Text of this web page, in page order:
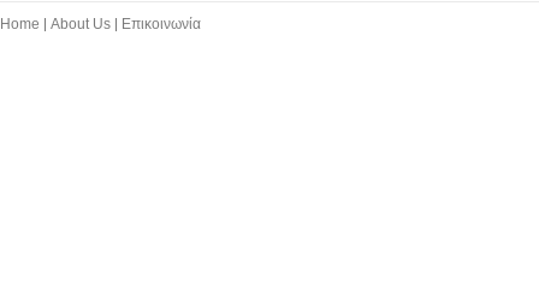
Home About Us Επικοινωνία